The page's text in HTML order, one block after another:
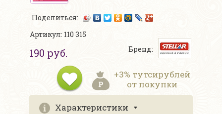
Поделиться:
Артикул: 110 315
190 руб. Бренд:
+3% тутсирублей
от покупки
Характеристики